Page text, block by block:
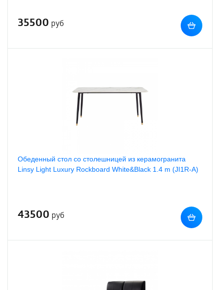
35500 руб
Обеденный стол со столешницей из керамогранита
Linsy Light Luxury Rockboard White&Black 1.4 m (JI1R-A)
43500 руб